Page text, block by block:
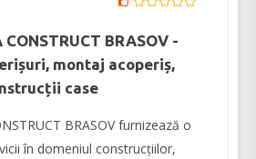
BRASOV -
montaj acoperiș,
case
BRASOV furnizează o
în domeniul construcțiilor,